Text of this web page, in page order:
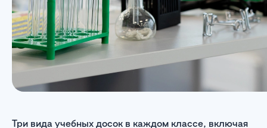
Три вида учебных досок в каждом классе, включая